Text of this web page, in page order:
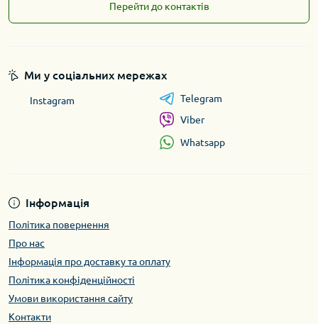
Перейти до контактів
Інформація
Політика повернення
Про нас
Інформація про доставку та оплату
Політика конфіденційності
Умови використання сайту
Контакти
Ми у соціальних мережах
Instagram
Telegram
Viber
Whatsapp